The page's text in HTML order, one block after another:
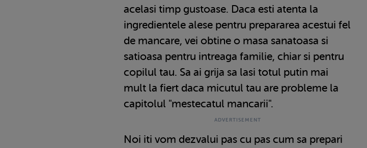
acelasi timp gustoase. Daca esti atenta la
ingredientele alese pentru prepararea acestui fel
de mancare, vei obtine o masa sanatoasa si
satioasa pentru intreaga familie, chiar si pentru
copilul tau. Sa ai grija sa lasi totul putin mai
mult la fiert daca micutul tau are probleme la
capitolul "mestecatul mancarii".
Noi iti vom dezvalui pas cu pas cum sa prepari